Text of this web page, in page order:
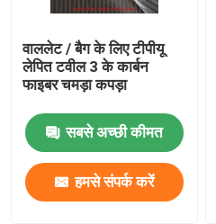
वाललेट / बैग के लिए टीपीयू
लेपित टवील 3 के कार्बन
फाइबर चमड़ा कपड़ा
सबसे अच्छी कीमत
हमसे संपर्क करें